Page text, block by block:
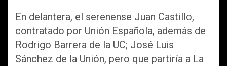
En delantera, el serenense Juan Castillo,
contratado por Unión Española, además de
Rodrigo Barrera de la UC; José Luis
Sánchez de la Unión, pero que partiría a La